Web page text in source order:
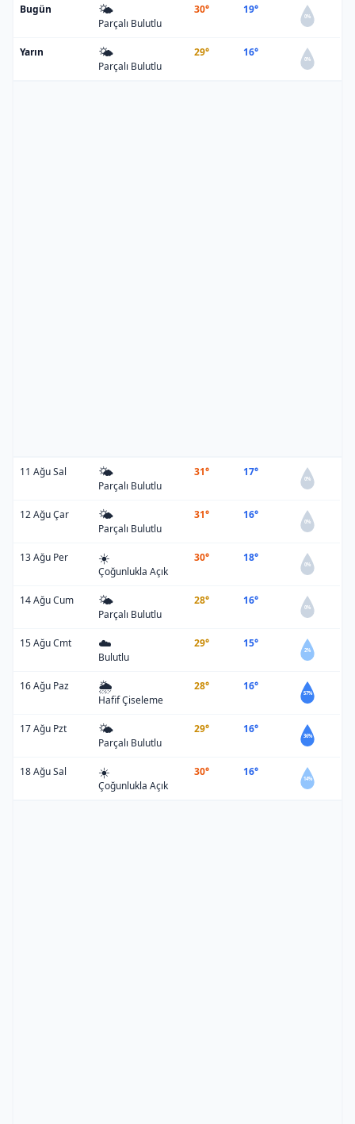
Bugün 🌤️
Parçalı Bulutlu
30° 19°
0%
Yarın 🌤️
Parçalı Bulutlu
29° 16°
0%
11 Ağu Sal 🌤️
Parçalı Bulutlu
31° 17°
0%
12 Ağu Çar 🌤️
Parçalı Bulutlu
31° 16°
0%
13 Ağu Per ☀️
Çoğunlukla Açık
30° 18°
0%
14 Ağu Cum 🌤️
Parçalı Bulutlu
28° 16°
0%
15 Ağu Cmt ☁️
Bulutlu
29° 15°
2%
16 Ağu Paz 🌦️
Hafif Çiseleme
28° 16°
57%
17 Ağu Pzt 🌤️
Parçalı Bulutlu
29° 16°
36%
18 Ağu Sal ☀️
Çoğunlukla Açık
30° 16°
14%